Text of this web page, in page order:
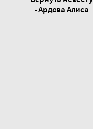
- Ардова Алиса